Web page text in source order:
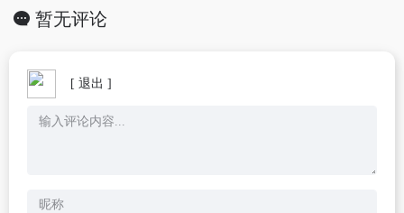
暂无评论
[ 退出 ]